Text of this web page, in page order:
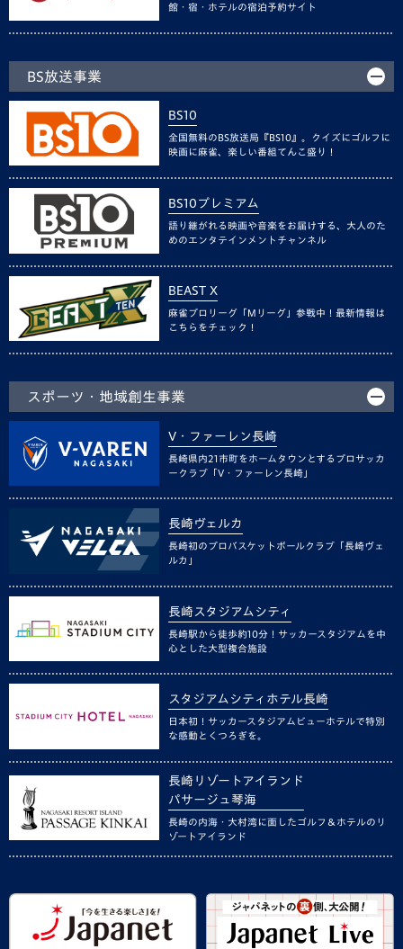
館・宿・ホテルの宿泊予約サイト
BS放送事業
BS10
全国無料のBS放送局『BS10』。クイズにゴルフに
映画に麻雀、楽しい番組てんこ盛り！
BS10プレミアム
語り継がれる映画や音楽をお届けする、大人のた
めのエンタテインメントチャンネル
BEAST X
麻雀プロリーグ「Mリーグ」参戦中！最新情報は
こちらをチェック！
スポーツ・地域創生事業
V・ファーレン長崎
長崎県内21市町をホームタウンとするプロサッカ
ークラブ「V・ファーレン長崎」
長崎ヴェルカ
長崎初のプロバスケットボールクラブ「長崎ヴェ
ルカ」
長崎スタジアムシティ
長崎駅から徒歩約10分！サッカースタジアムを中
心とした大型複合施設
スタジアムシティホテル長崎
日本初！サッカースタジアムビューホテルで特別
な感動とくつろぎを。
長崎リゾートアイランド
パサージュ琴海
長崎の内海・大村湾に面したゴルフ＆ホテルのリ
ゾートアイランド